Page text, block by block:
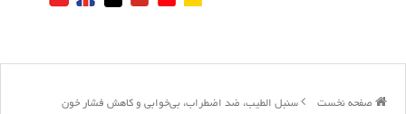
صفحه نخست سنبل الطیب، ضد اضطراب، بی‌خوابی و کاهش فشار خون